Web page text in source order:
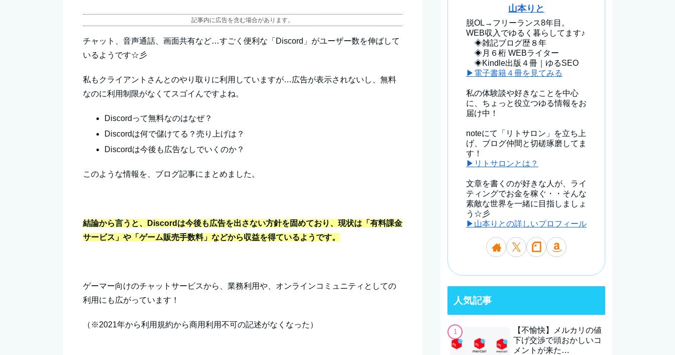
記事内に広告を含む場合があります。
チャット、音声通話、画面共有など…すごく便利な「Discord」がユーザー数を伸ばして
いるようです☆彡
私もクライアントさんとのやり取りに利用していますが…広告が表示されないし、無料
なのに利用制限がなくてスゴイんですよね。
Discordって無料なのはなぜ？
Discordは何で儲けてる？売り上げは？
Discordは今後も広告なしでいくのか？
このような情報を、ブログ記事にまとめました。
結論から言うと、Discordは今後も広告を出さない方針を固めており、現状は「有料課金
サービス」や「ゲーム販売手数料」などから収益を得ているようです。
ゲーマー向けのチャットサービスから、業務利用や、オンラインコミュニティとしての
利用にも広がっています！
（※2021年から利用規約から商用利用不可の記述がなくなった）
山本りと
脱OL→フリーランス8年目。
WEB収入でゆるく暮らしてます♪
◈雑記ブログ歴８年
◈月６桁 WEBライター
◈Kindle出版４冊｜ゆるSEO
▶電子書籍４冊を見てみる
私の体験談や好きなことを中心
に、ちょっと役立つゆる情報をお
届け中！
noteにて「リトサロン」を立ち上
げ、ブログ仲間と切磋琢磨してま
す！
▶リトサロンとは？
文章を書くのが好きな人が、ライ
ティングでお金を稼ぐ・・そんな
素敵な世界を一緒に目指しましょ
う☆彡
▶山本りとの詳しいプロフィール
人気記事
【不愉快】メルカリの値
下げ交渉で頭おかしいコ
メントが来た…